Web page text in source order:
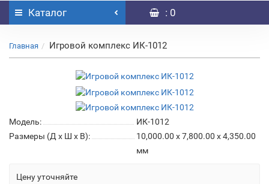
Каталог : 0
Главная Игровой комплекс ИК-1012
Модель:
ИК-1012
Размеры (Д x Ш x В):
10,000.00 x 7,800.00 x 4,350.00
мм
Цену уточняйте